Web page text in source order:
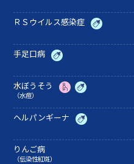
ＲＳウイルス感染症
手足口病
水ぼうそう
（水痘）
ヘルパンギーナ
りんご病
（伝染性紅斑）